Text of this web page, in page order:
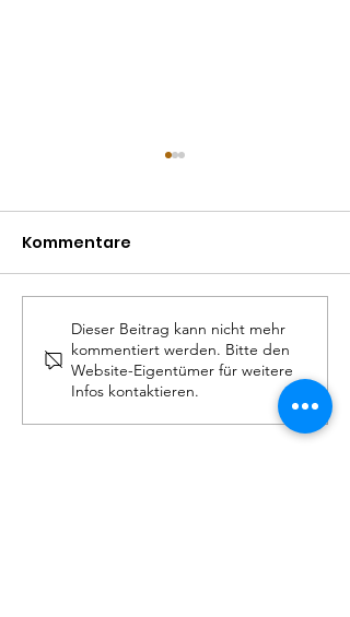
Kinderwettkampf in
Meran
Kommentare
Dieser Beitrag kann nicht mehr
kommentiert werden. Bitte den
Website-Eigentümer für weitere
Infos kontaktieren.